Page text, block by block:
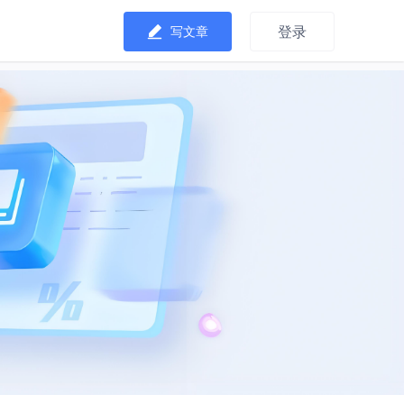
写文章 登录